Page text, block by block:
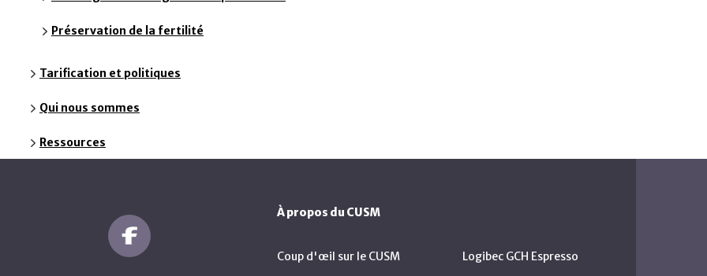
Préservation de la fertilité
Tarification et politiques
Qui nous sommes
Ressources
À propos du CUSM
Coup d'œil sur le CUSM Logibec GCH Espresso